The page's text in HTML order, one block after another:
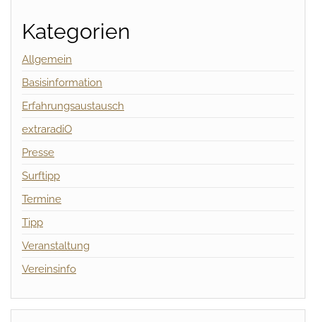
Kategorien
Allgemein
Basisinformation
Erfahrungsaustausch
extraradiO
Presse
Surftipp
Termine
Tipp
Veranstaltung
Vereinsinfo